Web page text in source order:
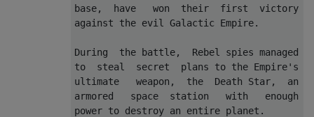
base,  have   won  their  first  victory
against the evil Galactic Empire.
During  the battle,  Rebel spies managed
to  steal  secret  plans to the Empire's
ultimate   weapon,  the  Death Star,  an
armored   space  station   with   enough
power to destroy an entire planet.